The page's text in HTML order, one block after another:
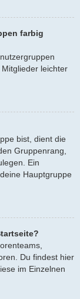
farbig
leichter
bist, dient die
Gruppenrang,
Ein
Hauptgruppe
Du findest hier
im Einzelnen